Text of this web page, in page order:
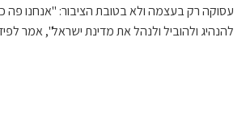
עסוקה רק בעצמה ולא בטובת הציבור: "אנחנו פה כי
להנהיג ולהוביל ולנהל את מדינת ישראל", אמר